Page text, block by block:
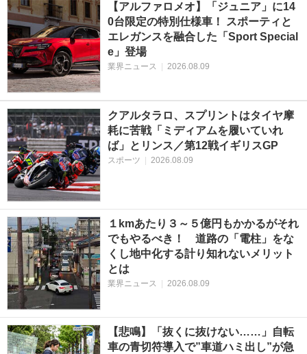
【アルファロメオ】「ジュニア」に14
0台限定の特別仕様車！ スポーティと
エレガンスを融合した「Sport Special
e」登場
業界ニュース 2026.08.09
クアルタラロ、スプリントはタイヤ摩
耗に苦戦「ミディアムを履いていれ
ば」とリンス／第12戦イギリスGP
スポーツ 2026.08.09
１kmあたり３～５億円もかかるがそれ
でもやるべき！ 道路の「電柱」をな
くし地中化する計り知れないメリット
とは
業界ニュース 2026.08.09
【悲鳴】「抜くに抜けない……」自転
車の青切符導入で”車道ハミ出し”が急